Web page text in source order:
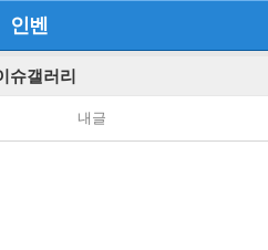
인벤
슈갤러리
내글